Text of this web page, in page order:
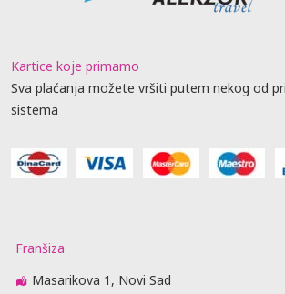
Kartice koje primamo
Sva plaćanja možete vršiti putem nekog od
sistema
Franšiza
Masarikova 1, Novi Sad